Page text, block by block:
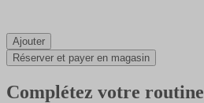
Ajouter
Réserver et payer en magasin
Complétez votre routine